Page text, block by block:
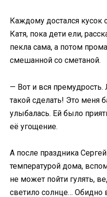
Каждому достался кусок
Катя, пока дети ели,
пекла сама, а потом
смешанной со сметаной.
— Вот и вся
такой сделать! Это меня
улыбалась. Ей было
её угощение.
А после праздника
температурой дома,
не может пойти гулять,
светило солнце… Обидно